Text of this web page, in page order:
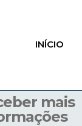
INÍCIO
mais